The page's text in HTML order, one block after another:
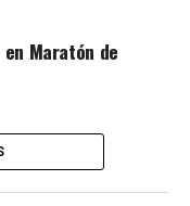
Maratón de